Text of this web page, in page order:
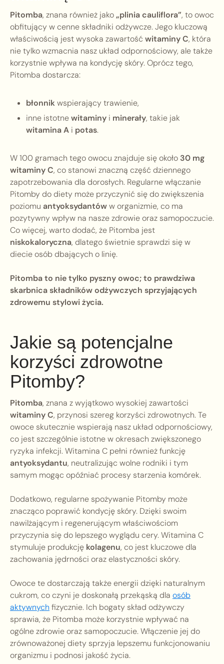
Pitomba, znana również jako„plinia cauliflora”, to owoc
obfitujący w cenne składniki odżywcze. Jego kluczową
właściwością jest wysoka zawartość witaminy C, która
nie tylko wzmacnia nasz układ odpornościowy, ale także
korzystnie wpływa na kondycję skóry. Oprócz tego,
Pitomba dostarcza:
błonnikwspierający trawienie,
inne istotnewitaminy i minerały, takie jak
witamina A i potas.
W 100 gramach tego owocu znajduje się około 30 mg
witaminy C, co stanowi znaczną część dziennego
zapotrzebowania dla dorosłych. Regularne włączanie
Pitomby do diety może przyczynić się do zwiększenia
poziomu antyoksydantóww organizmie, co ma
pozytywny wpływ na nasze zdrowie oraz samopoczucie.
Co więcej, warto dodać, że Pitomba jest
niskokaloryczna, dlatego świetnie sprawdzi się w
diecie osób dbających o linię.
Pitomba to nie tylko pyszny owoc; to prawdziwa
skarbnica składników odżywczych sprzyjających
zdrowemu stylowi życia.
Jakie są potencjalne
korzyści zdrowotne
Pitomby?
Pitomba, znana z wyjątkowo wysokiej zawartości
witaminy C, przynosi szereg korzyści zdrowotnych. Te
owoce skutecznie wspierają nasz układ odpornościowy,
co jest szczególnie istotne w okresach zwiększonego
ryzyka infekcji. Witamina C pełni również funkcję
antyoksydantu, neutralizując wolne rodniki i tym
samym mogąc opóźniać procesy starzenia komórek.
Dodatkowo, regularne spożywanie Pitomby może
znacząco poprawić kondycję skóry. Dzięki swoim
nawilżającym i regenerującym właściwościom
przyczynia się do lepszego wyglądu cery. Witamina C
stymuluje produkcję kolagenu, co jest kluczowe dla
zachowania jędrności oraz elastyczności skóry.
Owoce te dostarczają także energii dzięki naturalnym
cukrom, co czyni je doskonałą przekąską dla osób
aktywnych fizycznie. Ich bogaty skład odżywczy
sprawia, że Pitomba może korzystnie wpływać na
ogólne zdrowie oraz samopoczucie. Włączenie jej do
zrównoważonej diety sprzyja lepszemu funkcjonowaniu
organizmu i podnosi jakość życia.